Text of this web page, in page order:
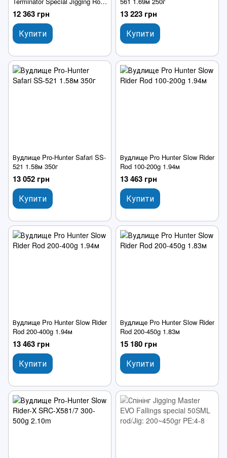
52B 1.58m 400gr
12 363 грн
Купити
13 223 грн
Купити
Вудлище Pro-Hunter Safari SS-
521 1.58м 350г
13 052 грн
Купити
Вудлище Pro Hunter Slow Rider
Rod 100-200g 1.94м
13 463 грн
Купити
Вудлище Pro Hunter Slow Rider
Rod 200-400g 1.94м
13 463 грн
Купити
Вудлище Pro Hunter Slow Rider
Rod 200-450g 1.83м
15 180 грн
Купити